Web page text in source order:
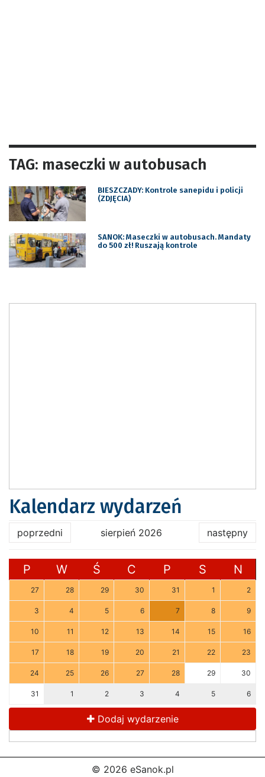
TAG: maseczki w autobusach
BIESZCZADY: Kontrole sanepidu i policji
(ZDJĘCIA)
SANOK: Maseczki w autobusach. Mandaty
do 500 zł! Ruszają kontrole
Kalendarz wydarzeń
poprzedni sierpień 2026 następny
P W Ś C P S N
27 28 29 30 31 1 2
3 4 5 6 7 8 9
10 11 12 13 14 15 16
17 18 19 20 21 22 23
24 25 26 27 28 29 30
31 1 2 3 4 5 6
Dodaj wydarzenie
© 2026 eSanok.pl